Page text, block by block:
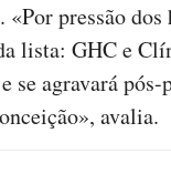
«Por pressão
lista: GHC e
se agravará pós-
avalia.